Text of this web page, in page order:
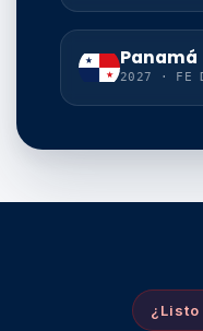
Panamá
2027 · FE